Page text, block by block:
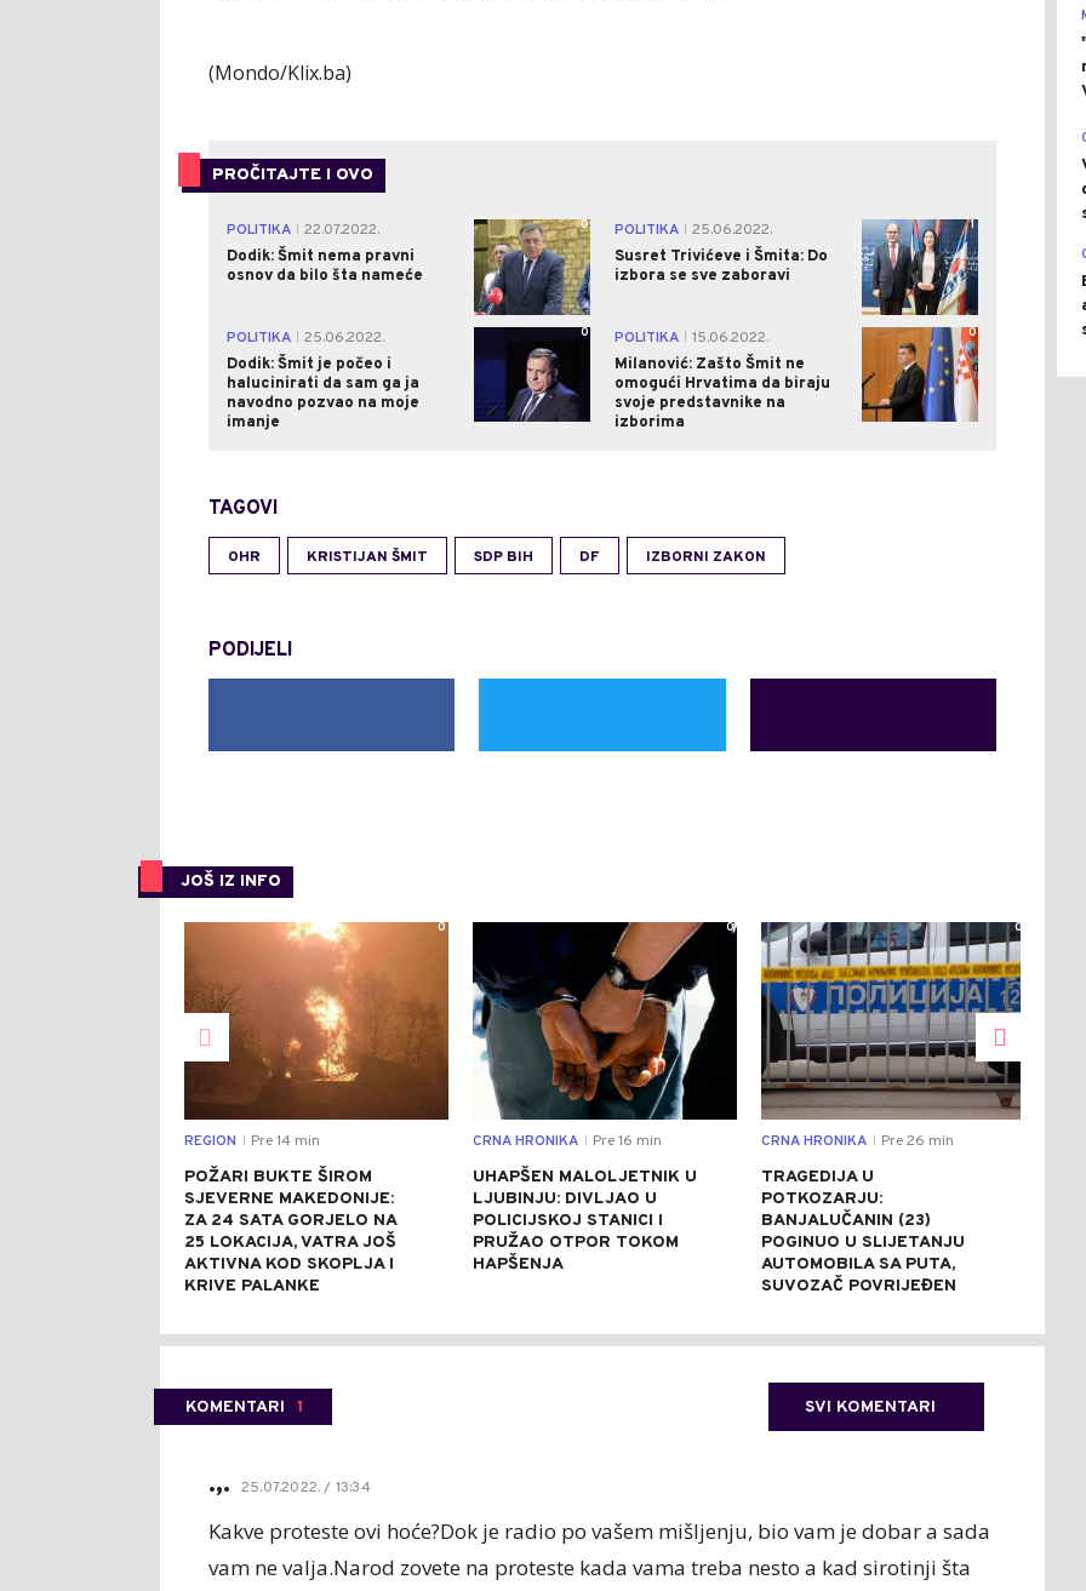
(Mondo/Klix.ba)
PROČITAJTE I OVO
POLITIKA
22.07.2022.
Dodik: Šmit nema pravni
osnov da bilo šta nameće
0 POLITIKA
25.06.2022.
Susret Trivićeve i Šmita: Do
izbora se sve zaboravi
1
POLITIKA
25.06.2022.
Dodik: Šmit je počeo i
halucinirati da sam ga ja
navodno pozvao na moje
imanje
0 POLITIKA
15.06.2022.
Milanović: Zašto Šmit ne
omogući Hrvatima da biraju
svoje predstavnike na
izborima
0
TAGOVI
OHR KRISTIJAN ŠMIT SDP BIH DF IZBORNI ZAKON
PODIJELI
JOŠ IZ INFO
0
REGION Pre 14 min
POŽARI BUKTE ŠIROM
SJEVERNE MAKEDONIJE:
ZA 24 SATA GORJELO NA
25 LOKACIJA, VATRA JOŠ
AKTIVNA KOD SKOPLJA I
KRIVE PALANKE
0
CRNA HRONIKA Pre 16 min
UHAPŠEN MALOLJETNIK U
LJUBINJU: DIVLJAO U
POLICIJSKOJ STANICI I
PRUŽAO OTPOR TOKOM
HAPŠENJA
0
CRNA HRONIKA Pre 26 min
TRAGEDIJA U
POTKOZARJU:
BANJALUČANIN (23)
POGINUO U SLIJETANJU
AUTOMOBILA SA PUTA,
SUVOZAČ POVRIJEĐEN
KOMENTARI 1 SVI KOMENTARI
.,. 25.07.2022. / 13:34
Kakve proteste ovi hoće?Dok je radio po vašem mišljenju, bio vam je dobar a sada
vam ne valja.Narod zovete na proteste kada vama treba nesto a kad sirotinji šta